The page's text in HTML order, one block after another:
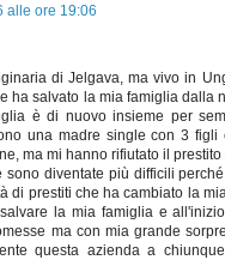
alle ore 19:06
di Jelgava, ma vivo in
ha salvato la mia famiglia
è di nuovo insieme per
una madre single con 3
ma mi hanno rifiutato il
diventate più difficili
di prestiti che ha cambiato la
la mia famiglia e
ma con mia grande
questa azienda a